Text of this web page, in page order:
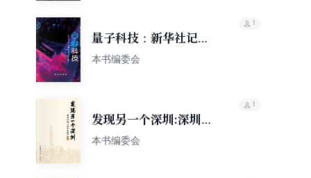
量子科技：新华社记者
带你探秘
本书编委会
1
发现另一个深圳:深圳
78 街“全景画像”. 福田
本书编委会
1